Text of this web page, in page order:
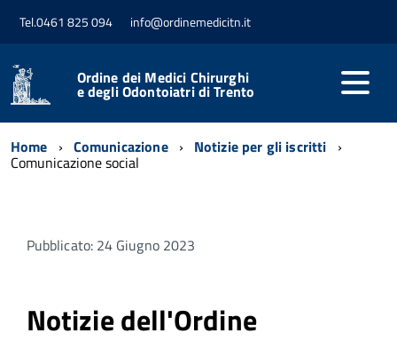
Tel.0461 825 094 info@ordinemedicitn.it
Ordine dei Medici Chirurghi
e degli Odontoiatri di Trento
Home Comunicazione Notizie per gli iscritti
Comunicazione social
Pubblicato: 24 Giugno 2023
Notizie dell'Ordine